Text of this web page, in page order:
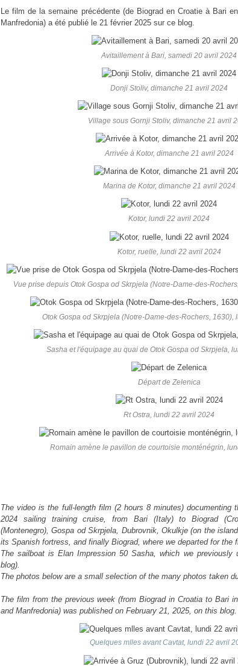
Le film de la semaine précédente (de Biograd en Croatie à Bari
Manfredonia) a été publié le 21 février 2025 sur ce blog.
Avitaillement à Bari, samedi 20 avril 2024
Donji Stoliv, dimanche 21 avril 2024
Village sous Gornji Stoliv, dimanche 21 avril
Arrivée à Kotor, dimanche 21 avril 2024
Marina de Kotor, dimanche 21 avril 2024
Kotor, lundi 22 avril 2024
Kotor, ruelle, lundi 22 avril 2024
Vue prise depuis Otok Gospa od Skrpjela (Notre-Dame-des-
Otok Gospa od Skrpjela (Notre-Dame-des-Rochers, 1630),
Sasha et l'équipage au quai de Otok Gospa od Skrpjela,
Départ de Zelenica
Rt Ostra, lundi 22 avril 2024
Romain amène le pavillon de courtoisie monténégrin,
The video is the full-length film (2 hours 8 minutes) documenting
2024 sailing training cruise, from Bari (Italy) to Biograd
(Montenegro), Gospa od Skrpjela, Dubrovnik, Okulkje (on the
its Spanish fortress, and finally Biograd, where we departed for the
The sailboat is Elan Impression 50 Sasha, which we previously
blog).
The photos below are a small selection of the many photos taken
The film from the previous week (from Biograd in Croatia to Bari
and Manfredonia) was published on February 21, 2025, on this blog.
Quelques mlles avant Cavtat, lundi 22 avril